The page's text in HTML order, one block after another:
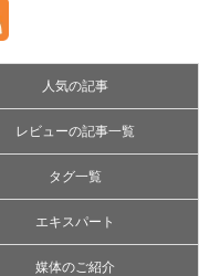
人気の記事
レビューの記事一覧
タグ一覧
エキスパート
媒体のご紹介